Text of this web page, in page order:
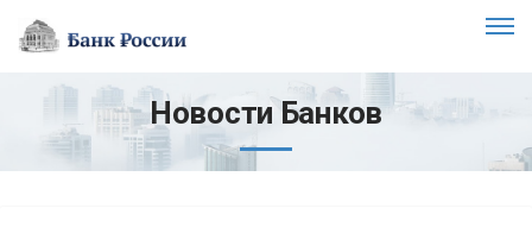
Новости Банков